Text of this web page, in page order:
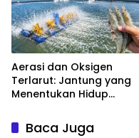
Aerasi dan Oksigen
Terlarut: Jantung yang
Menentukan Hidup
Baca Juga